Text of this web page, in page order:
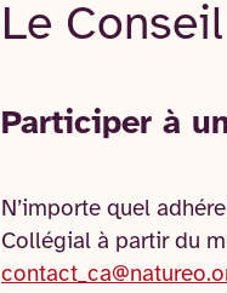
Le
Participer à
N’importe quel
Collégial à partir du